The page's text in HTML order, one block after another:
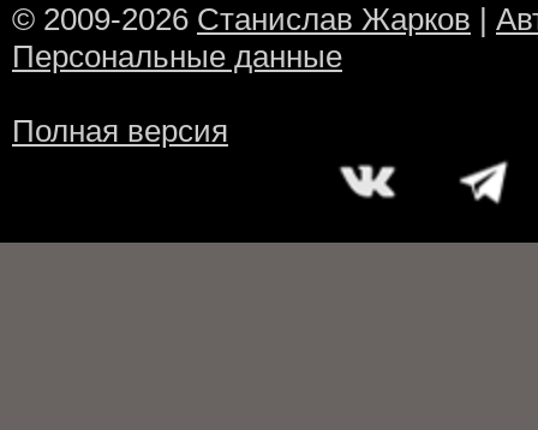
© 2009-2026 Станислав Жарков |
Персональные данные
Полная версия